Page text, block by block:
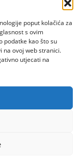
poput kolačića za
s ovim
podatke kao što su
na ovoj web stranici.
utjecati na